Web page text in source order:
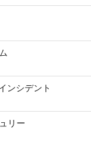
ンシデント
リー